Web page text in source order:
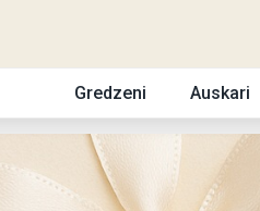
Gredzeni Auskari